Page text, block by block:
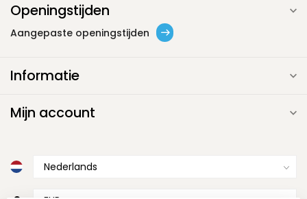
Openingstijden
Aangepaste openingstijden
Informatie
Mijn account